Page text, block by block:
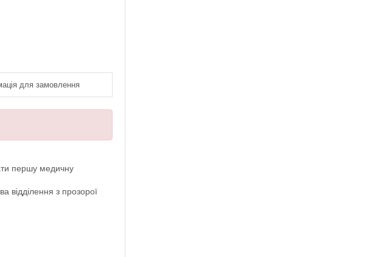
для замовлення
першу медичну
відділення з прозорої